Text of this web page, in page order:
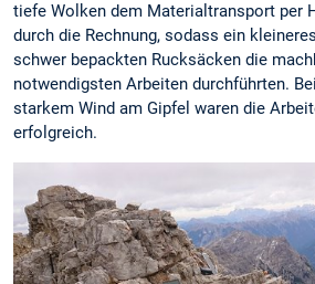
tiefe Wolken dem Materialtransport per
durch die Rechnung, sodass ein
schwer bepackten Rucksäcken die
notwendigsten Arbeiten durchführten.
starkem Wind am Gipfel waren die
erfolgreich.